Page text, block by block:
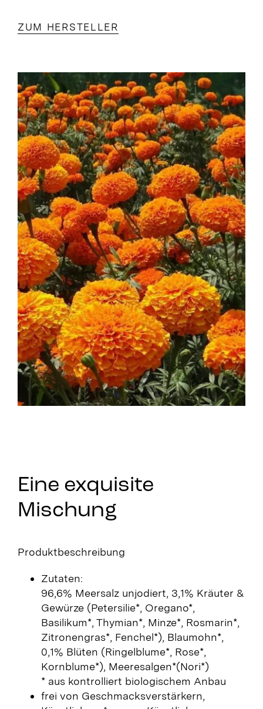
ZUM HERSTELLER
Eine exquisite
Mischung
Produktbeschreibung
Zutaten:
96,6% Meersalz unjodiert, 3,1% Kräuter &
Gewürze (Petersilie*, Oregano*,
Basilikum*, Thymian*, Minze*, Rosmarin*,
Zitronengras*, Fenchel*), Blaumohn*,
0,1% Blüten (Ringelblume*, Rose*,
Kornblume*), Meeresalgen*(Nori*)
*aus kontrolliert biologischem Anbau
frei von Geschmacksverstärkern,